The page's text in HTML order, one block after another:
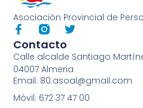
Asociación Provincial de
Contacto
Calle alcalde Santiago
04007 Almeria
Email: 80.asoal@gmail.com
Móvil: 672 37 47 00